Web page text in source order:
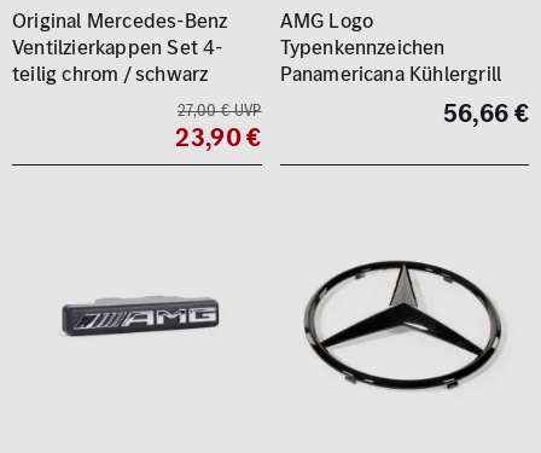
Original Mercedes-Benz
Ventilzierkappen Set 4-
teilig chrom / schwarz
27,00 € UVP
23,90 €
AMG Logo
Typenkennzeichen
Panamericana Kühlergrill
56,66 €